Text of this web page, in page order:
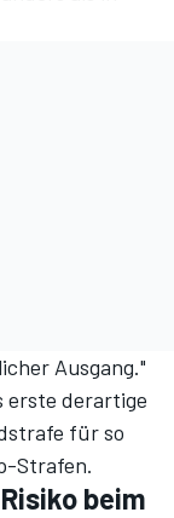
Ausgang."
erste derartige
für so
Strafen.
beim